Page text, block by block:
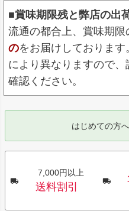
■賞味期限残と弊店の出
流通の都合上、賞味期限
のをお届けしておりま
により異なりますので
確認ください。
はじめての方
7,000円以上
送料割引